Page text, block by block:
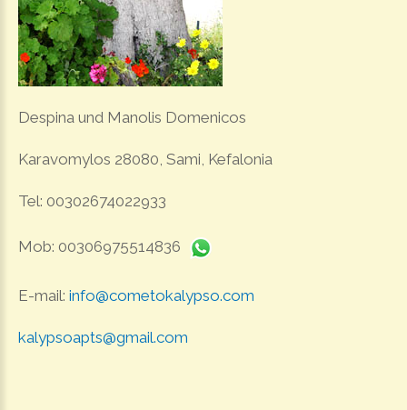
Despina und Manolis Domenicos
Karavomylos 28080, Sami, Kefalonia
Tel: 00302674022933
Mob: 00306975514836
E-mail: info@cometokalypso.com
kalypsoapts@gmail.com